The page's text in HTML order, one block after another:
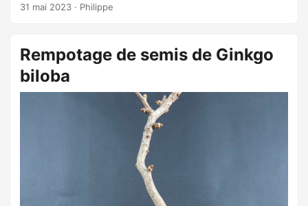
31 mai 2023 · Philippe
Rempotage de semis de Ginkgo
biloba